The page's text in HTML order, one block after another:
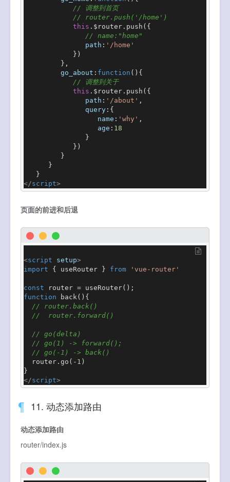
// 调整到首页
// router.push('/home')
this . $router . push ({
// name:"home"
path : '/home'
            })
         },
go_about : function ( ){
// 调整到关于
this . $router . push ({
path : '/about' ,
query :{
name : 'why' ,
age : 18
               }
            })
         }
      }
</script>
页面的前进和后退
<script setup>
import { useRouter } from 'vue-router'
const router = useRouter
function
back( ){
// router.back()
//  router.forward()
// go(delta)
// go(1) -> forward();
// go(-1) -> back()
  router.
go (- 1 )
</script>
11. 动态添加路由
动态添加路由
router/index.js